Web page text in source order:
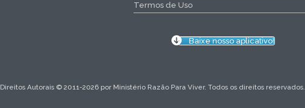
Termos de Uso
Baixe nosso aplicativo!
Direitos Autorais © 2011-2026 por Ministério Razão Para Viver. Todos os direitos reservados.